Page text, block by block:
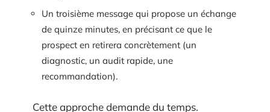
Un troisième message qui propose un échange
de quinze minutes, en précisant ce que le
prospect en retirera concrètement (un
diagnostic, un audit rapide, une
recommandation).
Cette approche demande du temps.